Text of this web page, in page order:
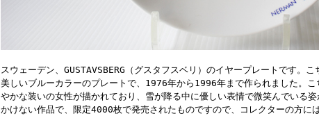
スウェーデン、GUSTAVSBERG（グスタフスベリ）のイヤープレートです
美しいブルーカラーのプレートで、1976年から1996年まで作られました。
やかな装いの女性が描かれており、雪が降る中に優しい表情で微笑んでいる
かけない作品で、限定4000枚で発売されたものですので、コレクターの方に